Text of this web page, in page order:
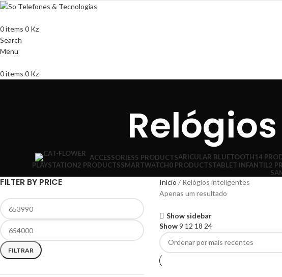
0items 0 Kz
Search
Menu
0items 0 Kz
ACCESSORIES5 PRODUCTSARICULAR BLUETOOTH14
PLAYSTATION2 PRODUCTSSMARTWATCH0 PRODUCTSTABLET INFANTIL2
FILTER BY PRICE
FILTRAR
Início
Relógios inteligentes
Apenas um resultado
Show sidebar
Show9 12 18 24